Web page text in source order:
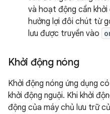
và hoạt động cần
hưởng lợi đôi chút từ
lưu được truyền vào
Khởi động nóng
Khởi động nóng ứng dụng
khởi động nguội. Khi khởi
động của máy chủ lưu trữ